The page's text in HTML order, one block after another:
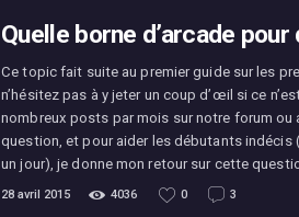
Quelle borne d’arcade
Ce topic fait suite au premier guide sur les
n’hésitez pas à y jeter un coup d’œil si ce
nombreux posts par mois sur notre forum
question, et pour aider les débutants
un jour), je donne mon retour sur cette
28 avril 2015 4036 0 3